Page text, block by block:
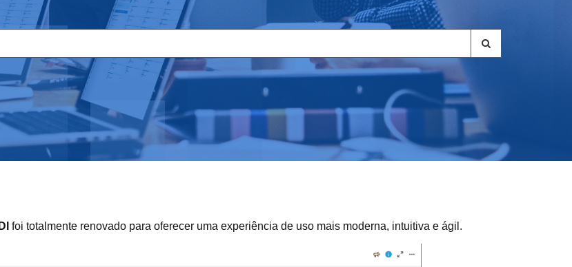
foi totalmente renovado para oferecer uma experiência de uso mais moderna, intuitiva e ágil.